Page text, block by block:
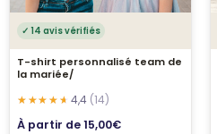
✓ 14 avis vérifiés
T-shirt personnalisé team de
la mariée/
4,4 (14)
À partir de15,00€